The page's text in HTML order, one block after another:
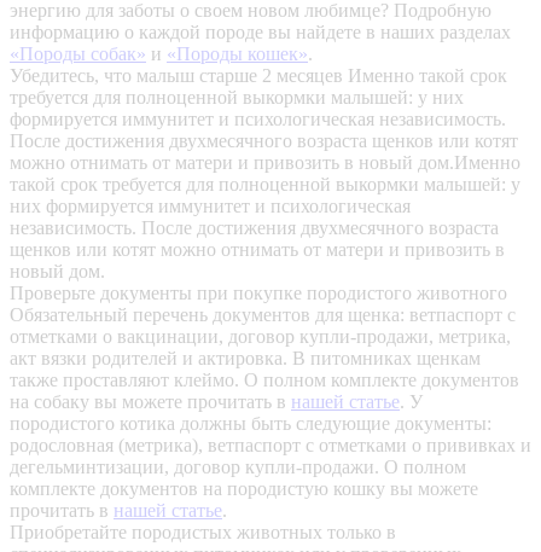
энергию для заботы о своем новом любимце? Подробную
информацию о каждой породе вы найдете в наших разделах
«Породы собак» и «Породы кошек».
Убедитесь, что малыш старше 2 месяцев Именно такой срок
требуется для полноценной выкормки малышей: у них
формируется иммунитет и психологическая независимость.
После достижения двухмесячного возраста щенков или котят
можно отнимать от матери и привозить в новый дом.Именно
такой срок требуется для полноценной выкормки малышей: у
них формируется иммунитет и психологическая
независимость. После достижения двухмесячного возраста
щенков или котят можно отнимать от матери и привозить в
новый дом.
Проверьте документы при покупке породистого животного
Обязательный перечень документов для щенка: ветпаспорт с
отметками о вакцинации, договор купли-продажи, метрика,
акт вязки родителей и актировка. В питомниках щенкам
также проставляют клеймо. О полном комплекте документов
на собаку вы можете прочитать в нашей статье. У
породистого котика должны быть следующие документы:
родословная (метрика), ветпаспорт с отметками о прививках и
дегельминтизации, договор купли-продажи. О полном
комплекте документов на породистую кошку вы можете
прочитать в нашей статье.
Приобретайте породистых животных только в